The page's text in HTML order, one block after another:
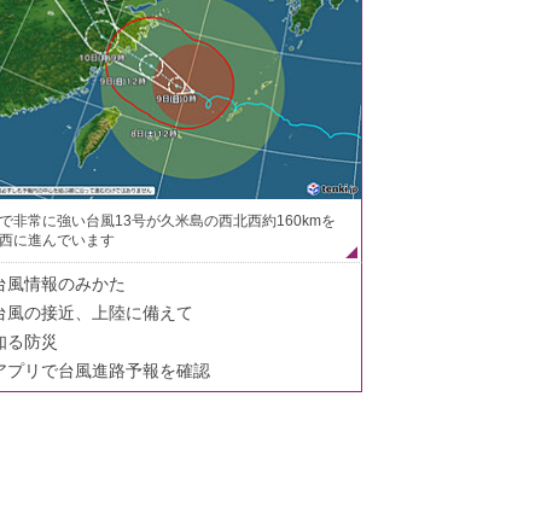
非常に強い台風13号が久米島の西北西約160kmを
に進んでいます
風情報のみかた
風の接近、上陸に備えて
る防災
プリで台風進路予報を確認